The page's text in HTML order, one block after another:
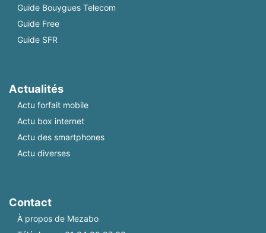
Guide Bouygues Telecom
Guide Free
Guide SFR
Actualités
Actu forfait mobile
Actu box internet
Actu des smartphones
Actu diverses
Contact
À propos de Mezabo